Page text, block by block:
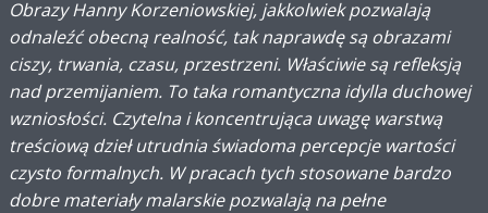
Obrazy Hanny Korzeniowskiej, jakkolwiek pozwalają
odnaleźć obecną realność, tak naprawdę są obrazami
ciszy, trwania, czasu, przestrzeni. Właściwie są refleksją
nad przemijaniem. To taka romantyczna idylla duchowej
wzniosłości. Czytelna i koncentrująca uwagę warstwą
treściową dzieł utrudnia świadoma percepcje wartości
czysto formalnych. W pracach tych stosowane bardzo
dobre materiały malarskie pozwalają na pełne